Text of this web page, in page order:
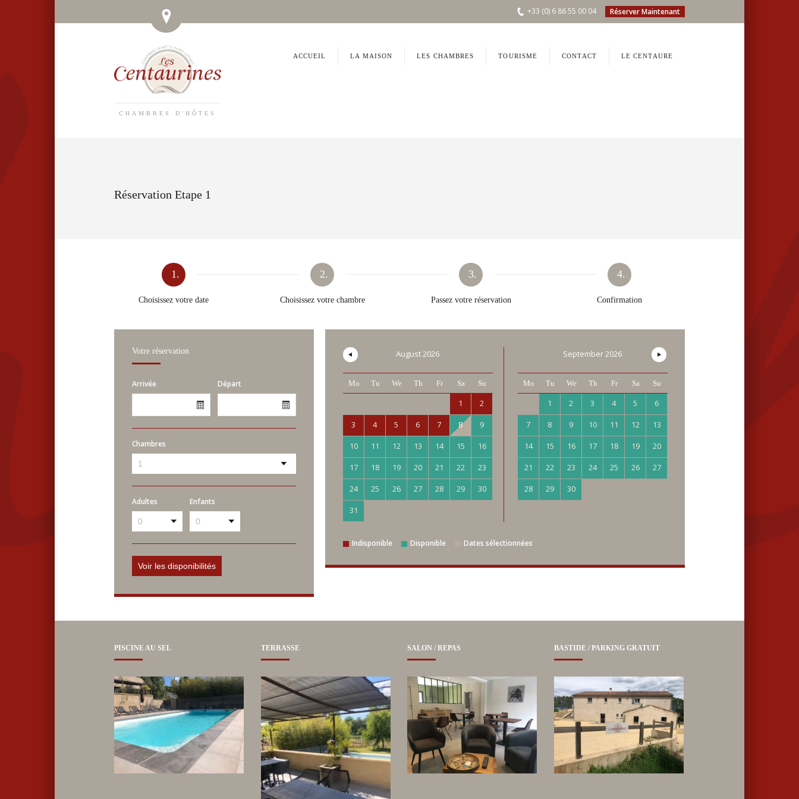
Réserver Maintenant
+33 (0) 6 86 55 00 04
CHAMBRES D'HÔTES
ACCUEIL LA MAISON LES CHAMBRES TOURISME CONTACT LE CENTAURE
Réservation Etape 1
1.
Choisissez votre date
2.
Choisissez votre chambre
3.
Passez votre réservation
4.
Confirmation
August2026
Mo Tu We Th Fr Sa Su
1
2
3
4 5 6 7 8
9
10
11 12 13 14 15
16
17
18 19 20 21 22
23
24
25 26 27 28 29
30
31
September2026
Mo Tu We Th Fr Sa Su
1 2 3 4 5
6
7
8 9 10 11 12
13
14
15 16 17 18 19
20
21
22 23 24 25 26
27
28
29 30
Indisponible Disponible Dates sélectionnées
Votre réservation
Arrivée Départ
Chambres
Adultes Enfants
PISCINE AU SEL TERRASSE SALON / REPAS BASTIDE / PARKING GRATUIT